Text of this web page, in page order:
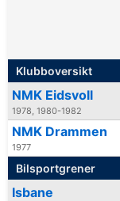
Klubboversikt
NMK Eidsvoll
1978, 1980-1982
NMK Drammen
1977
Bilsportgrener
Isbane